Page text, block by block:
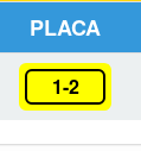
PLACA
1-2